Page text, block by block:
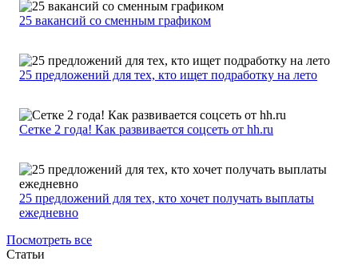
25 вакансий со сменным графиком
25 предложений для тех, кто ищет подработку на лето
Сетке 2 года! Как развивается соцсеть от hh.ru
25 предложений для тех, кто хочет получать выплаты
ежедневно
Посмотреть все
Статьи